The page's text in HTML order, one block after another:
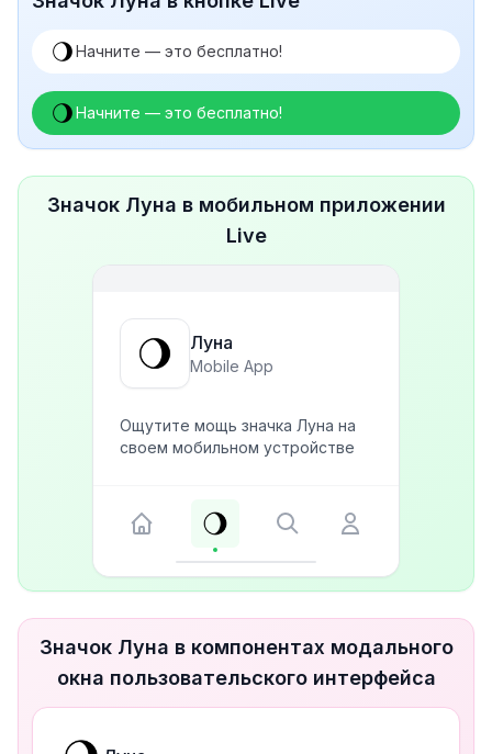
Начните — это бесплатно!
Начните — это бесплатно!
Значок Луна в мобильном приложении
Live
Луна
Mobile App
Ощутите мощь значка Луна на
своем мобильном устройстве
Значок Луна в компонентах модального
окна пользовательского интерфейса